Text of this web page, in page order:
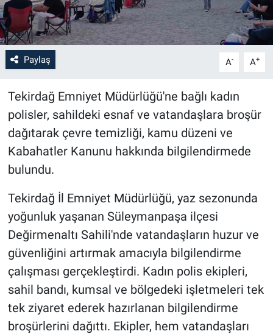
Paylaş A- A+
Tekirdağ Emniyet Müdürlüğü'ne bağlı kadın
polisler, sahildeki esnaf ve vatandaşlara broşür
dağıtarak çevre temizliği, kamu düzeni ve
Kabahatler Kanunu hakkında bilgilendirmede
bulundu.
Tekirdağ İl Emniyet Müdürlüğü, yaz sezonunda
yoğunluk yaşanan Süleymanpaşa ilçesi
Değirmenaltı Sahili'nde vatandaşların huzur ve
güvenliğini artırmak amacıyla bilgilendirme
çalışması gerçekleştirdi. Kadın polis ekipleri,
sahil bandı, kumsal ve bölgedeki işletmeleri tek
tek ziyaret ederek hazırlanan bilgilendirme
broşürlerini dağıttı. Ekipler, hem vatandaşları